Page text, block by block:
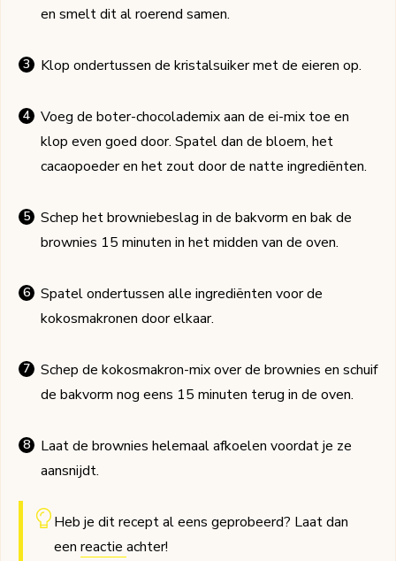
en smelt dit al roerend samen.
Klop ondertussen de kristalsuiker met de eieren op.
Voeg de boter-chocolademix aan de ei-mix toe en
klop even goed door. Spatel dan de bloem, het
cacaopoeder en het zout door de natte ingrediënten.
Schep het browniebeslag in de bakvorm en bak de
brownies 15 minuten in het midden van de oven.
Spatel ondertussen alle ingrediënten voor de
kokosmakronen door elkaar.
Schep de kokosmakron-mix over de brownies en schuif
de bakvorm nog eens 15 minuten terug in de oven.
Laat de brownies helemaal afkoelen voordat je ze
aansnijdt.
Heb je dit recept al eens geprobeerd? Laat dan
een reactie achter!